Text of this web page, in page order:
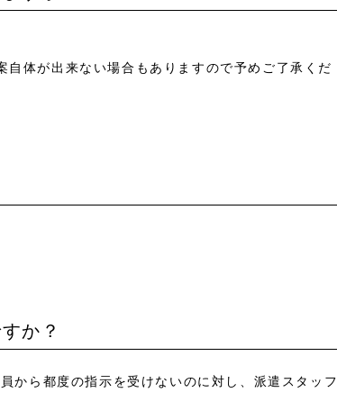
体が出来ない場合もありますので予めご了承くだ
か？
から都度の指示を受けないのに対し、派遣スタッフ